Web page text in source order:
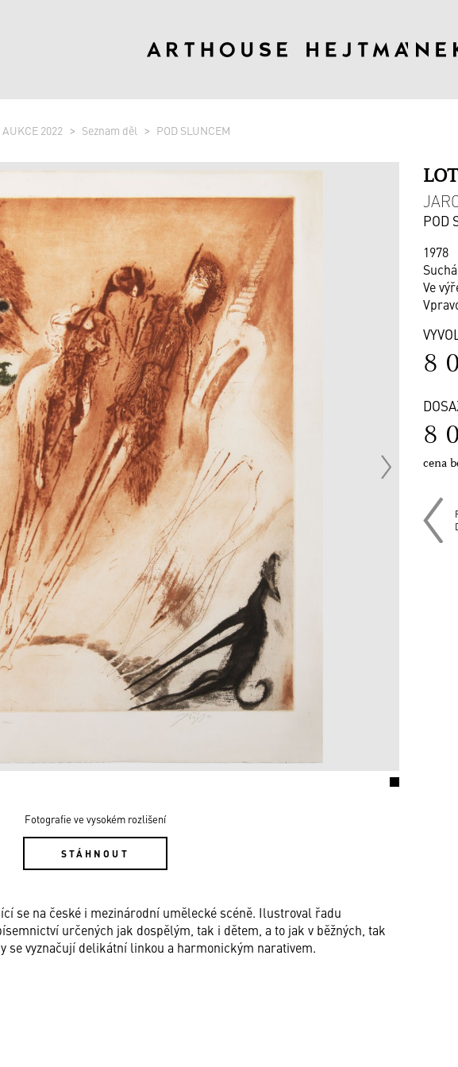
2022 Seznam děl POD SLUNCEM
Fotografie ve vysokém rozlišení
STÁHNOUT
POD
1978
Ve
8
8
cena
se na české i mezinárodní umělecké scéně. Ilustroval řadu
určených jak dospělým, tak i dětem, a to jak v běžných, tak
se vyznačují delikátní linkou a harmonickým narativem.